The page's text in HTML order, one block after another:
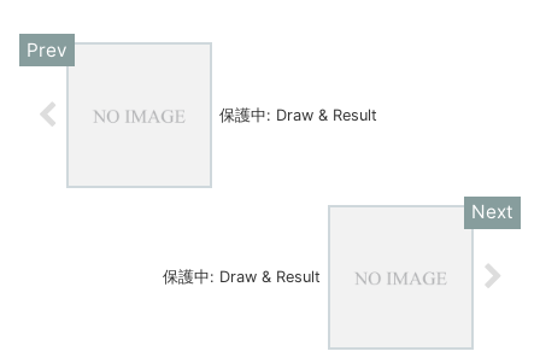
保護中: Draw & Result
保護中: Draw & Result